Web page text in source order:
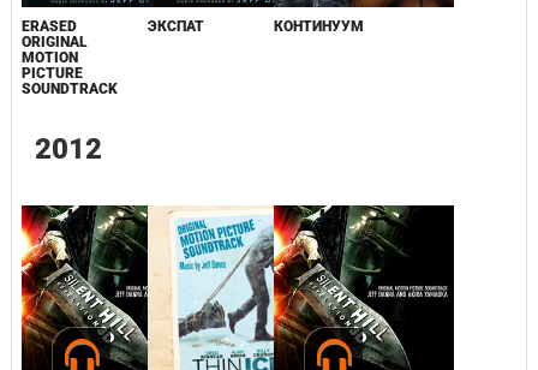
ERASED
ORIGINAL
MOTION
PICTURE
SOUNDTRACK
ЭКСПАТ КОНТИНУУМ
2012